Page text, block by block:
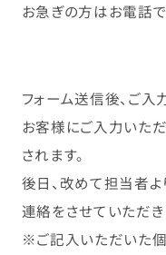
お急ぎの方はお電話
フォーム送信後、ご入
お客様にご入力いた
されます。
後日、改めて担当者
連絡をさせていただき
※ご記入いただいた個